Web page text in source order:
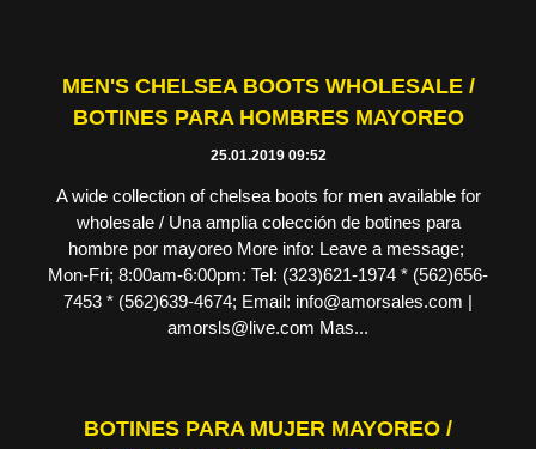
MEN'S CHELSEA BOOTS WHOLESALE /
BOTINES PARA HOMBRES MAYOREO
25.01.2019 09:52
A wide collection of chelsea boots for men available for
wholesale / Una amplia colección de botines para
hombre por mayoreo More info: Leave a message;
Mon-Fri; 8:00am-6:00pm: Tel: (323)621-1974 * (562)656-
7453 * (562)639-4674; Email: info@amorsales.com |
amorsls@live.com Mas...
BOTINES PARA MUJER MAYOREO /